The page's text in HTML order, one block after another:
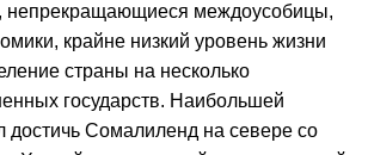
непрекращающиеся междоусобицы,
крайне низкий уровень жизни
страны на несколько
государств. Наибольшей
достичь Сомалиленд на севере со